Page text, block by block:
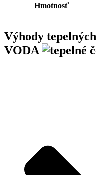
Hmotnosť
Výhody
VODA